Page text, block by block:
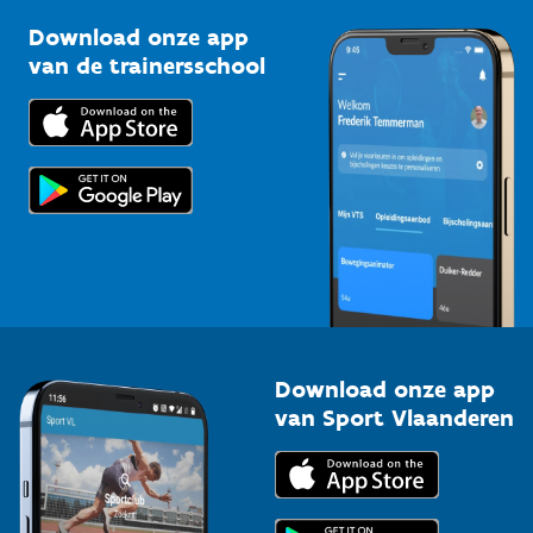
Bedrijven
Trainers en begeleiders
Topsporters
Kennisplatform
Downloads
Voor de pers
Download onze app
van de trainersschool
Download onze app
van Sport Vlaanderen